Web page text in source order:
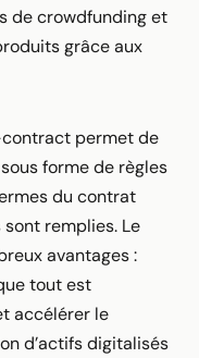
de crowdfunding et
grâce aux
permet de
forme de règles
du contrat
remplies. Le
avantages :
tout est
accélérer le
d’actifs digitalisés